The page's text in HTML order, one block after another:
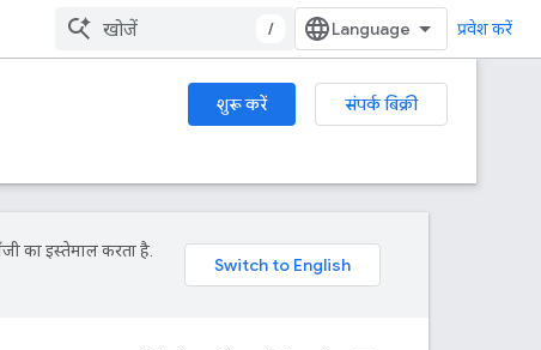
/ प्रवेश करें
शुरू करें
संपर्क बिक्री
का इस्तेमाल करता है.